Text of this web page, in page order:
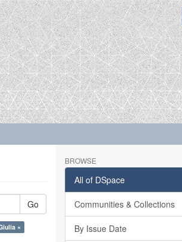
Go
×
BROWSE
All of DSpace
Communities & Collections
By Issue Date